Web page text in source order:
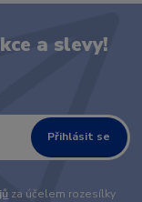
a slevy!
Přihlásit se
za účelem rozesílky